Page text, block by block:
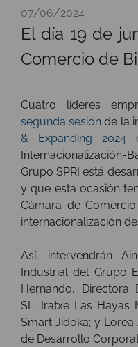
07/06/2024
El día 19 de
Comercio de
Cuatro líderes
segunda sesión de la
& Expanding 2024
Internacionalización-
Grupo SPRI está
y que esta ocasión
Cámara de
internacionalización
Así, intervendrán
Industrial del Grupo
Hernando, Directora
SL; Iratxe Las Hayas
Smart Jidoka; y
de Desarrollo